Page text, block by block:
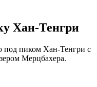
Хан-Тенгри
под пиком Хан-Тенгри с
Мерцбахера.